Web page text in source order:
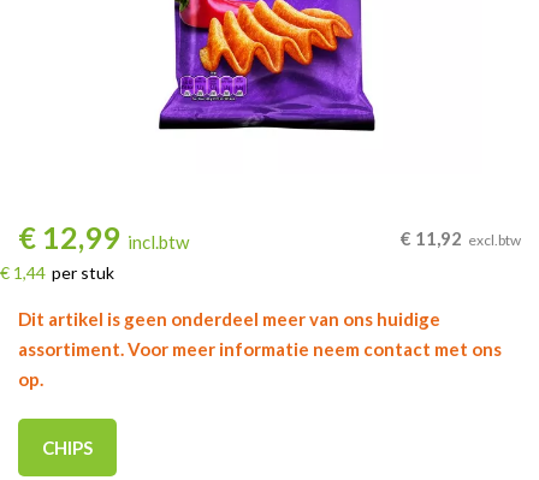
€ 12,99 incl.btw
€ 1,44 per stuk
€ 11,92 excl.btw
Dit artikel is geen onderdeel meer van ons huidige
assortiment. Voor meer informatie neem contact met ons
op.
CHIPS